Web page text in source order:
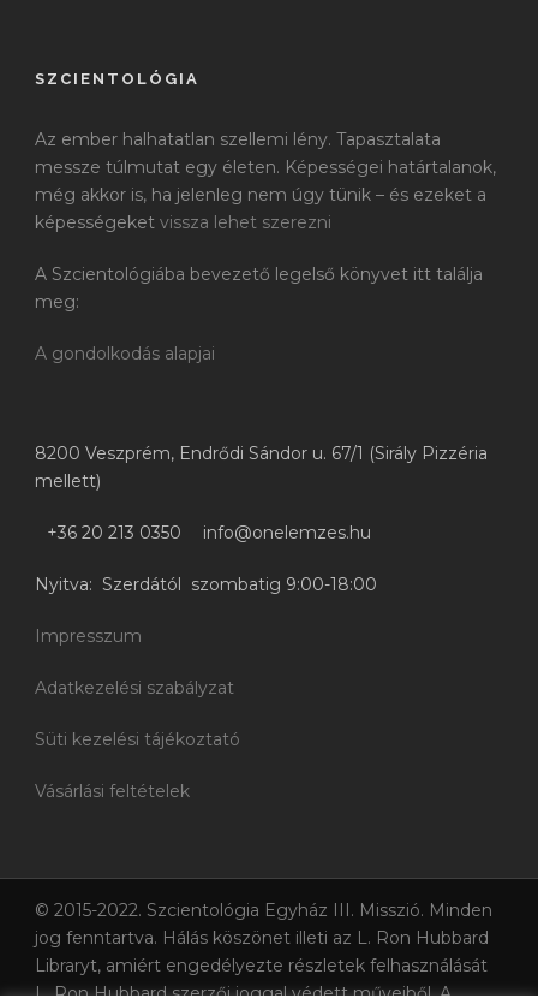
SZCIENTOLÓGIA
Az ember halhatatlan szellemi lény. Tapasztalata
messze túlmutat egy életen. Képességei határtalanok,
még akkor is, ha jelenleg nem úgy tünik – és ezeket a
képességeket vissza lehet szerezni
A Szcientológiába bevezető legelső könyvet itt találja
meg:
A gondolkodás alapjai
8200 Veszprém, Endrődi Sándor u. 67/1 (Sirály Pizzéria
mellett)
+36 20 213 0350 info@onelemzes.hu
Nyitva: Szerdától szombatig 9:00-18:00
Impresszum
Adatkezelési szabályzat
Süti kezelési tájékoztató
Vásárlási feltételek
© 2015-2022. Szcientológia Egyház III. Misszió. Minden
jog fenntartva. Hálás köszönet illeti az L. Ron Hubbard
Libraryt, amiért engedélyezte részletek felhasználását
L. Ron Hubbard szerzői joggal védett műveiből. A